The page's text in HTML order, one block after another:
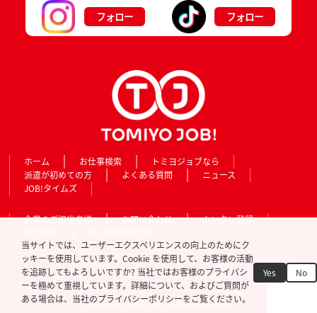
フォロー
フォロー
ホーム お仕事検索
トミヨジョブなら
派遣が初めての方
よくある質問
ニュース
JOB!タイムズ
企業のご担当者様 お問い合わせ
カンタン登録
Copyright © TOMIYO JOB!. All Rights Reserved.
当サイトでは、ユーザーエクスペリエンスの向上のためにク
ッキーを使用しています。Cookie を使用して、お客様の活動
を追跡してもよろしいですか? 当社ではお客様のプライバシ
ーを極めて重視しています。詳細について、およびご質問が
ある場合は、当社のプライバシーポリシーをご覧ください。
Yes No